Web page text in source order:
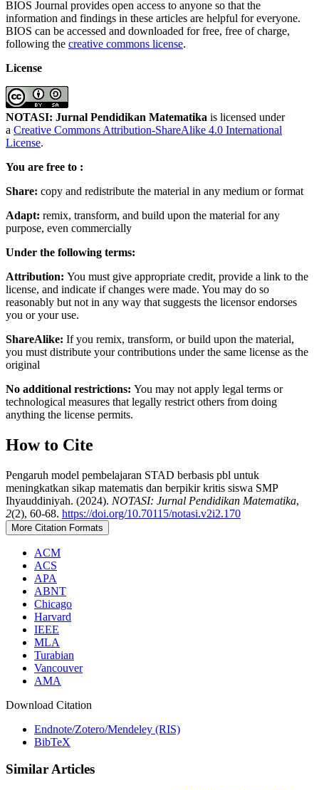
BIOS Journal provides open access to anyone so that the
information and findings in these articles are helpful for everyone.
BIOS can be accessed and downloaded for free, free of charge,
following the creative commons license.
License
NOTASI: Jurnal Pendidikan Matematika is licensed under
a Creative Commons Attribution-ShareAlike 4.0 International
License.
You are free to :
Share: copy and redistribute the material in any medium or format
Adapt: remix, transform, and build upon the material for any
purpose, even commercially
Under the following terms:
Attribution: You must give appropriate credit, provide a link to the
license, and indicate if changes were made. You may do so
reasonably but not in any way that suggests the licensor endorses
you or your use.
ShareAlike: If you remix, transform, or build upon the material,
you must distribute your contributions under the same license as the
original
No additional restrictions: You may not apply legal terms or
technological measures that legally restrict others from doing
anything the license permits.
How to Cite
Pengaruh model pembelajaran STAD berbasis pbl untuk
meningkatkan sikap matematis dan berpikir kritis siswa SMP
Ihyauddiniyah. (2024). NOTASI: Jurnal Pendidikan Matematika,
2(2), 60-68. https://doi.org/10.70115/notasi.v2i2.170
More Citation Formats
ACM
ACS
APA
ABNT
Chicago
Harvard
IEEE
MLA
Turabian
Vancouver
AMA
Download Citation
Endnote/Zotero/Mendeley (RIS)
BibTeX
Similar Articles